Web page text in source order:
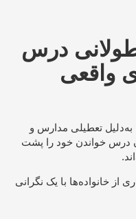
درس
واقعی
تعطیلی مدارس و
درس خواندن خود را پشت
از خانواده‌ها با یک نگرانی